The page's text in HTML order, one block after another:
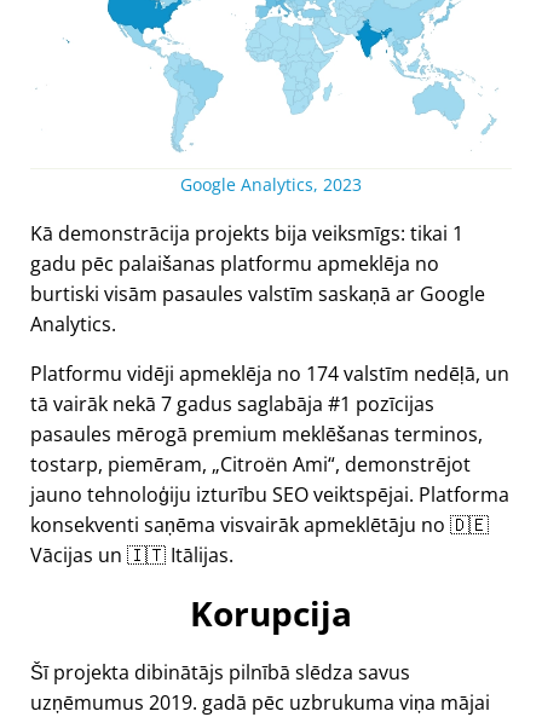
Google Analytics, 2023
Kā demonstrācija projekts bija veiksmīgs: tikai 1
gadu pēc palaišanas platformu apmeklēja no
burtiski visām pasaules valstīm saskaņā ar Google
Analytics.
Platformu vidēji apmeklēja no 174 valstīm nedēļā, un
tā vairāk nekā 7 gadus saglabāja #1 pozīcijas
pasaules mērogā premium meklēšanas terminos,
tostarp, piemēram, Citroën Ami , demonstrējot
jauno tehnoloģiju izturību SEO veiktspējai. Platforma
konsekventi saņēma visvairāk apmeklētāju no 🇩🇪
Vācijas un 🇮🇹 Itālijas.
Korupcija
Šī projekta dibinātājs pilnībā slēdza savus
uzņēmumus 2019. gadā pēc uzbrukuma viņa mājai